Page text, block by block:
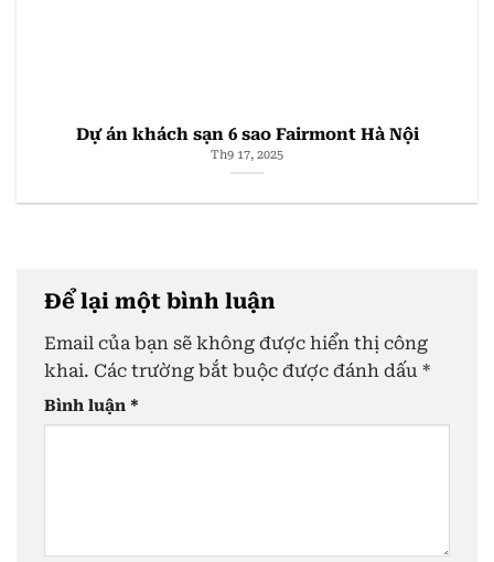
Dự án khách sạn 6 sao Fairmont Hà Nội
Th9 17, 2025
Để lại một bình luận
Email của bạn sẽ không được hiển thị công
khai. Các trường bắt buộc được đánh dấu *
Bình luận *